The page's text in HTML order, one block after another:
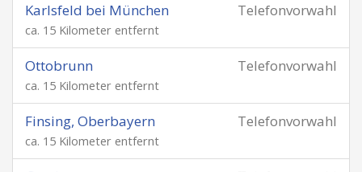
Telefonvorwahl
Karlsfeld bei München
ca. 15 Kilometer entfernt
Telefonvorwahl
Ottobrunn
ca. 15 Kilometer entfernt
Telefonvorwahl
Finsing, Oberbayern
ca. 15 Kilometer entfernt